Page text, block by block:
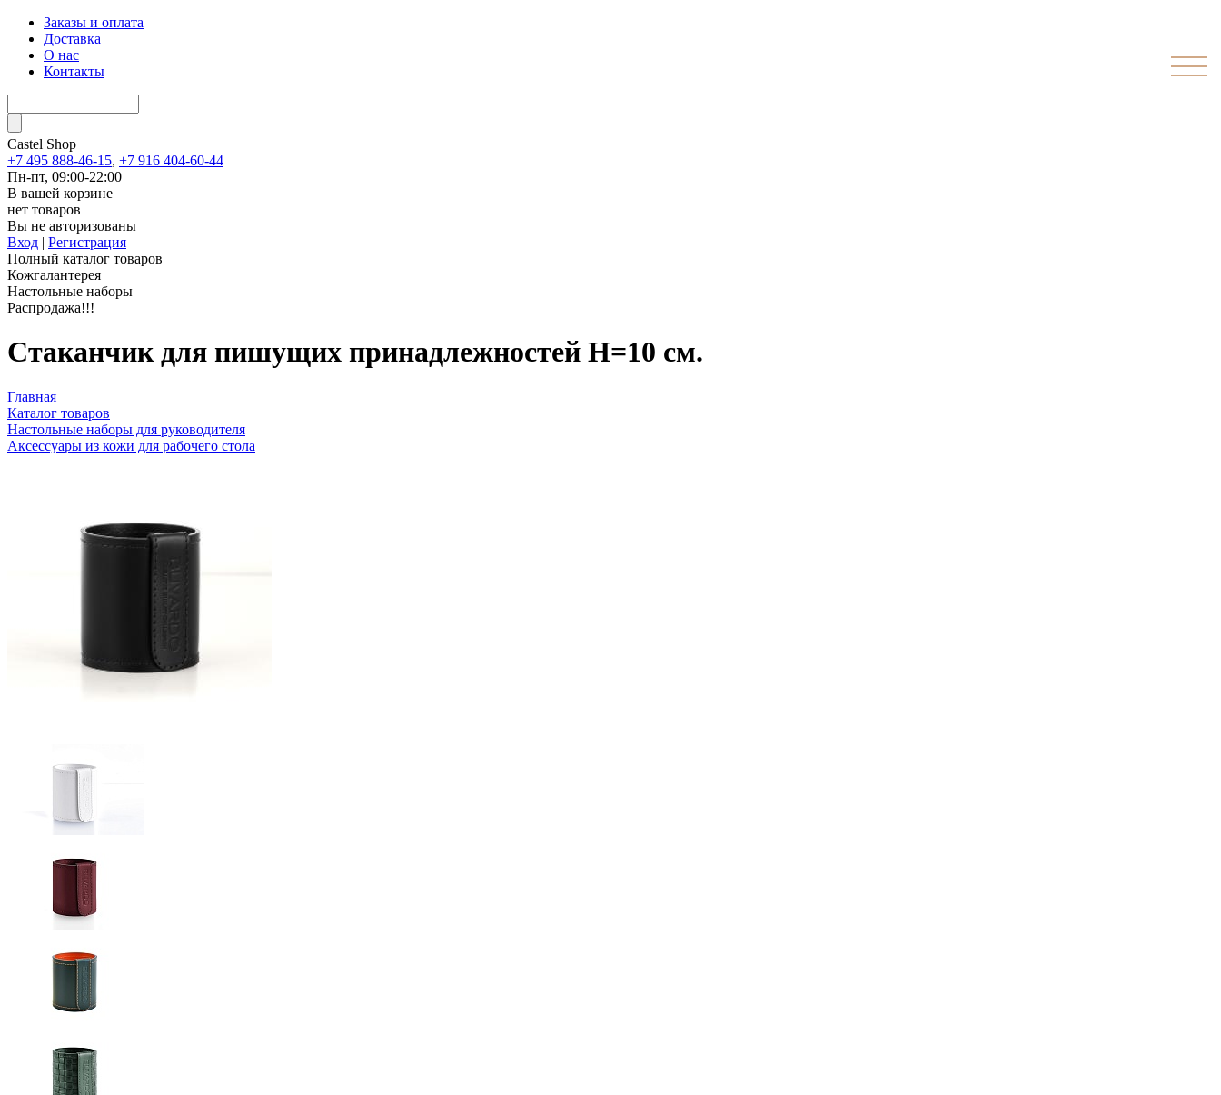
Заказы и оплата
Доставка
О нас
Контакты
Castel Shop
+7 495 888-46-15, +7 916 404-60-44
Пн-пт, 09:00-22:00
В вашей корзине
нет товаров
Вы не авторизованы
Вход | Регистрация
Полный каталог товаров
Кожгалантерея
Настольные наборы
Распродажа!!!
Стаканчик для пишущих принадлежностей H=10 см.
Главная
Каталог товаров
Настольные наборы для руководителя
Аксессуары из кожи для рабочего стола